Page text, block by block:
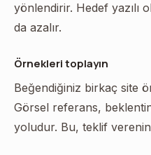
yönlendirir. Hedef yazılı
da azalır.
Örnekleri toplayın
Beğendiğiniz birkaç site
Görsel referans,
yoludur. Bu, teklif verenin